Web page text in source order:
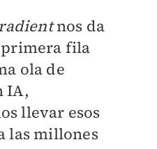
nos da
fila
ola de
IA,
llevar esos
las millones